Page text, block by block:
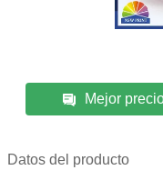
Mejor
Datos del producto